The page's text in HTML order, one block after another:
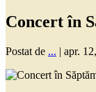
Concert în
Postat de ... | apr.